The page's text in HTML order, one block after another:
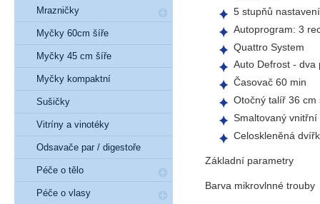
5 stupňů
Autoprogram: 3
Quattro System
Auto Defrost - dva
Časovač 60 min
Otočný talíř 36
Smaltovaný vnitřní
Celoskleněná
Základní parametry
Barva mikrovlnné trouby
Mrazničky
Myčky 60cm šíře
Myčky 45 cm šíře
Myčky kompaktní
Sušičky
Vitríny a vinotéky
Odsavače par / digestoře
Péče o tělo
Péče o vlasy